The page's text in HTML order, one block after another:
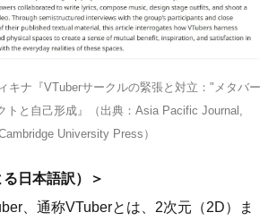
キナ『VTuberサークルの緊張と対立："メタバー
トと自己形成』（出典：Asia Pacific Journal,
University Press）
日本語訳）＞
、通称VTuberとは、2次元（2D）ま